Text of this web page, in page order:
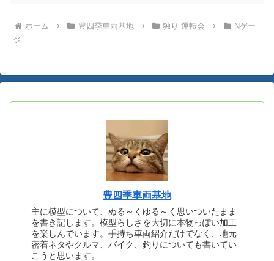
ホーム 豊四季車両基地 独り 運転会
Nゲー
ジ
豊四季車両基地
主に模型について、ぬる～くゆる～く思いついたまま
を書き記します。模型らしさを大切に本物っぽい加工
を楽しんでいます。手持ち車両紹介だけでなく、地元
密着ネタやクルマ、バイク、釣りについても書いてい
こうと思います。